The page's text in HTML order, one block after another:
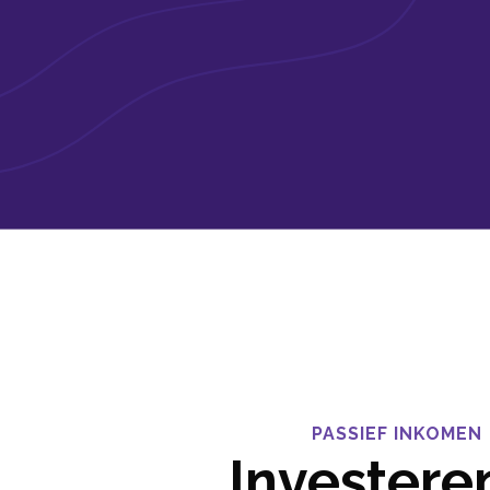
PASSIEF INKOMEN